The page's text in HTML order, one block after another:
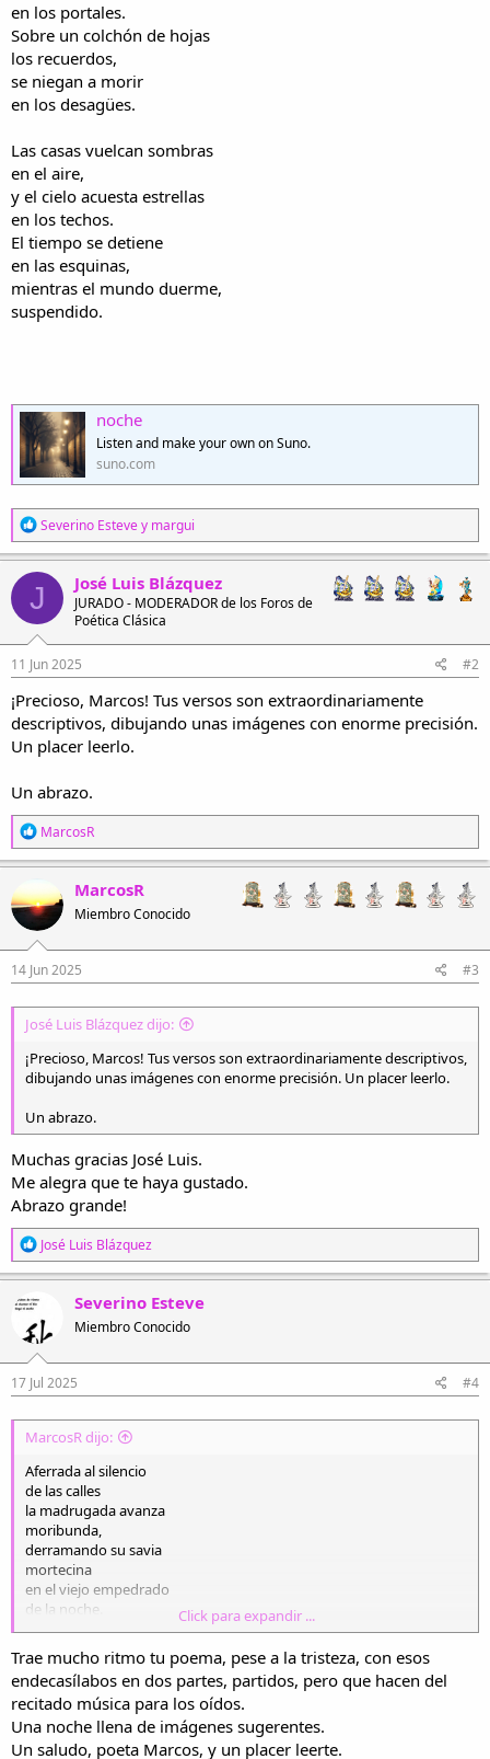
en los portales.
Sobre un colchón de hojas
los recuerdos,
se niegan a morir
en los desagües.
Las casas vuelcan sombras
en el aire,
y el cielo acuesta estrellas
en los techos.
El tiempo se detiene
en las esquinas,
mientras el mundo duerme,
suspendido.
noche
Listen and make your own on Suno.
suno.com
R
e
a
c
c
i
o
n
e
s
:
Severino Estevey margui
J José Luis Blázquez
JURADO - MODERADOR de los Foros de
Poética Clásica
11 Jun 2025 #2
¡Precioso, Marcos! Tus versos son extraordinariamente
descriptivos, dibujando unas imágenes con enorme precisión.
Un placer leerlo.
Un abrazo.
R
e
a
c
i
o
n
e
s
:
MarcosR
MarcosR
Miembro Conocido
14 Jun 2025 #3
José Luis Blázquez dijo:
¡Precioso, Marcos! Tus versos son extraordinariamente descriptivos,
dibujando unas imágenes con enorme precisión. Un placer leerlo.
Un abrazo.
Muchas gracias José Luis.
Me alegra que te haya gustado.
Abrazo grande!
R
e
a
i
o
n
e
s
:
José Luis Blázquez
Severino Esteve
Miembro Conocido
17 Jul 2025 #4
MarcosR dijo:
Aferrada al silencio
de las calles
la madrugada avanza
moribunda,
derramando su savia
mortecina
en el viejo empedrado
de la noche.
La niebla aplaca el grito
de los focos,
inundando el farol
que se desborda,
y escurre en las paredes
su tristeza
Click para expandir ...
Trae mucho ritmo tu poema, pese a la tristeza, con esos
endecasílabos en dos partes, partidos, pero que hacen del
recitado música para los oídos.
Una noche llena de imágenes sugerentes.
Un saludo, poeta Marcos, y un placer leerte.